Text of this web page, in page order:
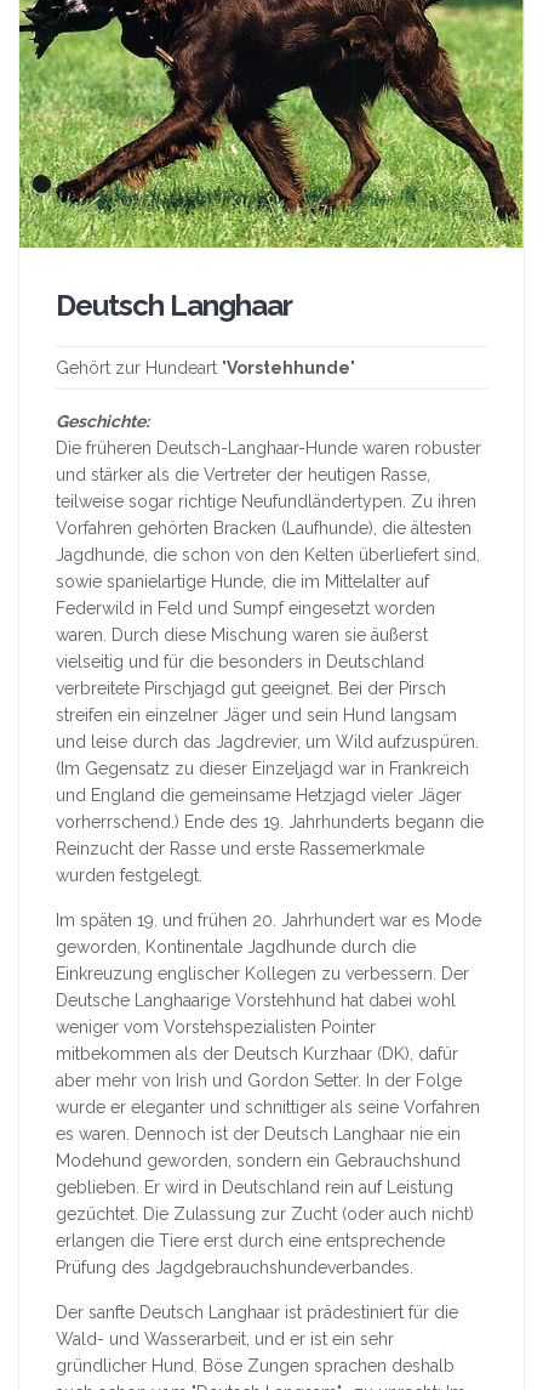
Deutsch Langhaar
Gehört zur Hundeart "Vorstehhunde"
Geschichte:
Die früheren Deutsch-Langhaar-Hunde waren robuster
und stärker als die Vertreter der heutigen Rasse,
teilweise sogar richtige Neufundländertypen. Zu ihren
Vorfahren gehörten Bracken (Laufhunde), die ältesten
Jagdhunde, die schon von den Kelten überliefert sind,
sowie spanielartige Hunde, die im Mittelalter auf
Federwild in Feld und Sumpf eingesetzt worden
waren. Durch diese Mischung waren sie äußerst
vielseitig und für die besonders in Deutschland
verbreitete Pirschjagd gut geeignet. Bei der Pirsch
streifen ein einzelner Jäger und sein Hund langsam
und leise durch das Jagdrevier, um Wild aufzuspüren.
(Im Gegensatz zu dieser Einzeljagd war in Frankreich
und England die gemeinsame Hetzjagd vieler Jäger
vorherrschend.) Ende des 19. Jahrhunderts begann die
Reinzucht der Rasse und erste Rassemerkmale
wurden festgelegt.
Im späten 19. und frühen 20. Jahrhundert war es Mode
geworden, Kontinentale Jagdhunde durch die
Einkreuzung englischer Kollegen zu verbessern. Der
Deutsche Langhaarige Vorstehhund hat dabei wohl
weniger vom Vorstehspezialisten Pointer
mitbekommen als der Deutsch Kurzhaar (DK), dafür
aber mehr von Irish und Gordon Setter. In der Folge
wurde er eleganter und schnittiger als seine Vorfahren
es waren. Dennoch ist der Deutsch Langhaar nie ein
Modehund geworden, sondern ein Gebrauchshund
geblieben. Er wird in Deutschland rein auf Leistung
gezüchtet. Die Zulassung zur Zucht (oder auch nicht)
erlangen die Tiere erst durch eine entsprechende
Prüfung des Jagdgebrauchshundeverbandes.
Der sanfte Deutsch Langhaar ist prädestiniert für die
Wald- und Wasserarbeit, und er ist ein sehr
gründlicher Hund. Böse Zungen sprachen deshalb